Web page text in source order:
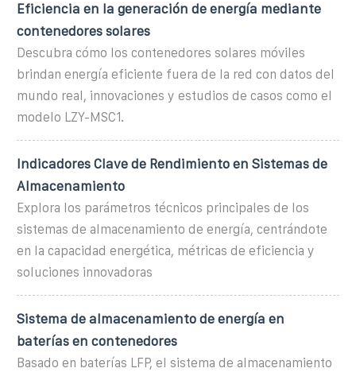
Eficiencia en la generación de energía mediante
contenedores solares
Descubra cómo los contenedores solares móviles
brindan energía eficiente fuera de la red con datos del
mundo real, innovaciones y estudios de casos como el
modelo LZY-MSC1.
Indicadores Clave de Rendimiento en Sistemas de
Almacenamiento
Explora los parámetros técnicos principales de los
sistemas de almacenamiento de energía, centrándote
en la capacidad energética, métricas de eficiencia y
soluciones innovadoras
Sistema de almacenamiento de energía en
baterías en contenedores
Basado en baterías LFP, el sistema de almacenamiento